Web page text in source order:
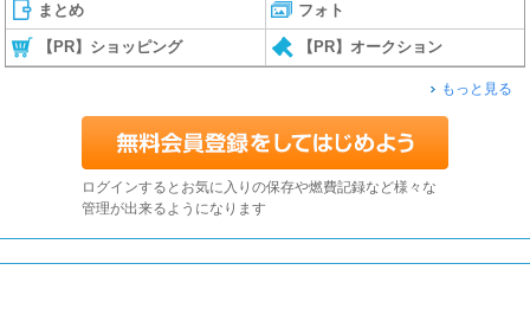
まとめ フォト
【PR】ショッピング 【PR】オークション
もっと見る
ログインするとお気に入りの保存や燃費記録など様々な
管理が出来るようになります